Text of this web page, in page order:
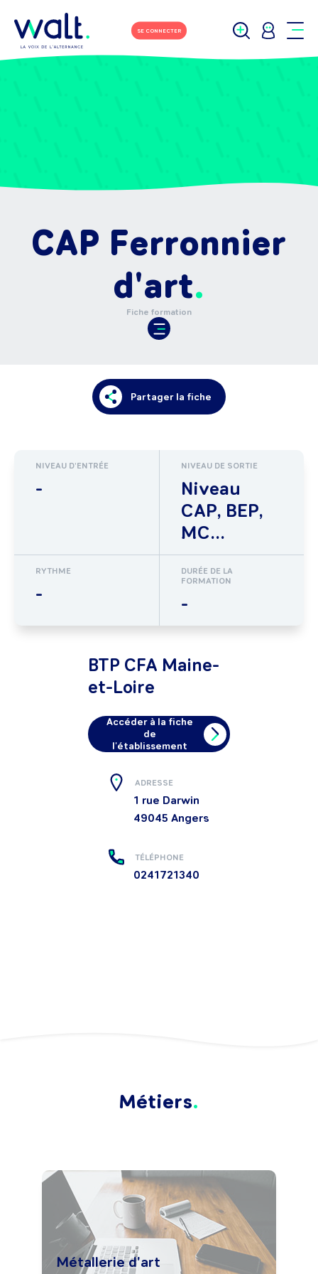
SE CONNECTER
CAP Ferronnier
d'art
Fiche formation
Partager la fiche
NIVEAU D'ENTRÉE
-
NIVEAU DE SORTIE
Niveau
CAP, BEP,
MC...
RYTHME
-
DURÉE DE LA
FORMATION
-
BTP CFA Maine-
et-Loire
Accéder à la fiche
de
l'établissement
ADRESSE
1 rue Darwin
49045 Angers
TÉLÉPHONE
0241721340
Métiers
Métallerie d'art